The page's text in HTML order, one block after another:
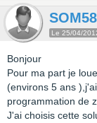
SOM58
Le 25/04/
Bonjour
Pour ma part je
(environs 5 ans
programmation de
J'ai choisis cette